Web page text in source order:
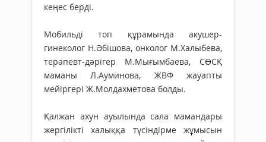
кеңес берді.
Мобильді топ құрамында акушер-
гинеколог Н.Әбішова, онколог М.Халыбева,
терапевт-дәрігер М.Мығымбаева, СӨСҚ
маманы Л.Ауминова, ЖВФ жауапты
мейіргері Ж.Молдахметова болды.
Қалжан ахун ауылында сала мамандары
жергілікті халыққа түсіндірме жұмысын